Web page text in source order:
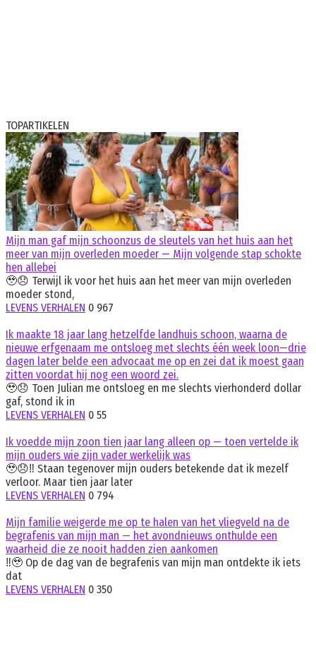
TOPARTIKELEN
Mijn man gaf mijn schoonzus de sleutels van het huis aan het
meer van mijn overleden moeder — Mijn volgende stap schokte
hen allebei
🥹😞 Terwijl ik voor het huis aan het meer van mijn overleden
moeder stond,
LEVENS VERHALEN 0 967
Ik maakte 18 jaar lang hetzelfde landhuis schoon, waarna de
nieuwe erfgenaam me ontsloeg met slechts één week loon—drie
dagen later belde een advocaat me op en zei dat ik moest gaan
zitten voordat hij nog een woord zei.
🥹😞 Toen Julian me ontsloeg en me slechts vierhonderd dollar
gaf, stond ik in
LEVENS VERHALEN 0 55
Ik voedde mijn zoon tien jaar lang alleen op — toen vertelde ik
mijn ouders wie zijn vader werkelijk was
🥹😞‼️ Staan tegenover mijn ouders betekende dat ik mezelf
verloor. Maar tien jaar later
LEVENS VERHALEN 0 794
Mijn familie weigerde me op te halen van het vliegveld na de
begrafenis van mijn man — het avondnieuws onthulde een
waarheid die ze nooit hadden zien aankomen
‼️🥹 Op de dag van de begrafenis van mijn man ontdekte ik iets
dat
LEVENS VERHALEN 0 350